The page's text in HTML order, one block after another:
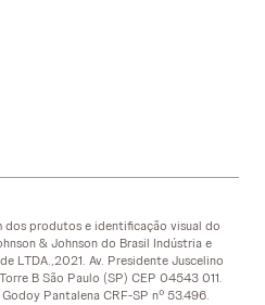
dos produtos e identificação visual do
& Johnson do Brasil Indústria e
LTDA.,2021. Av. Presidente Juscelino
B São Paulo (SP) CEP 04543 011.
Pantalena CRF-SP nº 53.496.